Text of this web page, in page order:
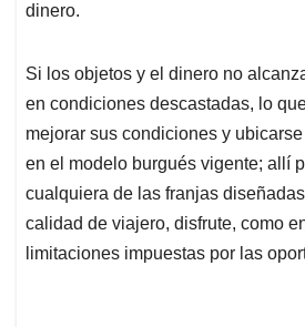
dinero.
Si los objetos y el dinero no
en condiciones descastadas, lo
mejorar sus condiciones y
en el modelo burgués vigente; allí
cualquiera de las franjas
calidad de viajero, disfrute, como
limitaciones impuestas por las